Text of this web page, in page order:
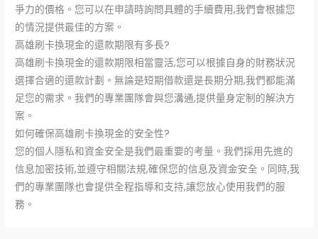
爭力的價格。您可以在申請時詢問具體的手續費用,我們會根據您
的情況提供最佳的方案。
高雄刷卡換現金的還款期限有多長?
高雄刷卡換現金的還款期限相當靈活,您可以根據自身的財務狀況
選擇合適的還款計劃。無論是短期借款還是長期分期,我們都能滿
足您的需求。我們的專業團隊會與您溝通,提供量身定制的解決方
案。
如何確保高雄刷卡換現金的安全性?
您的個人隱私和資金安全是我們最重要的考量。我們採用先進的
信息加密技術,並遵守相關法規,確保您的信息及資金安全。同時,我
們的專業團隊也會提供全程指導和支持,讓您放心使用我們的服
務。